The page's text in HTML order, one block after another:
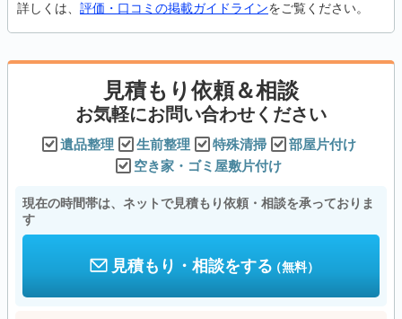
詳しくは、 評価・口コミの掲載ガイドラインをご覧ください。
見積もり依頼＆相談
お気軽にお問い合わせください
遺品整理 生前整理 特殊清掃
部屋片付け
空き家・ゴミ屋敷片付け
現在の時間帯は、ネットで見積もり依頼・相談を承っておりま
す
見積もり・相談をする（無料）